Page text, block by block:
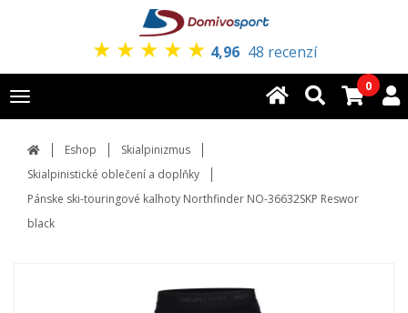
★ ★ ★ ★ ★ 4,96 48 recenzí
Toggle
navigation
0
Eshop
Skialpinizmus
Skialpinistické oblečení a doplňky
Pánske ski-touringové kalhoty Northfinder NO-36632SKP Reswor
black